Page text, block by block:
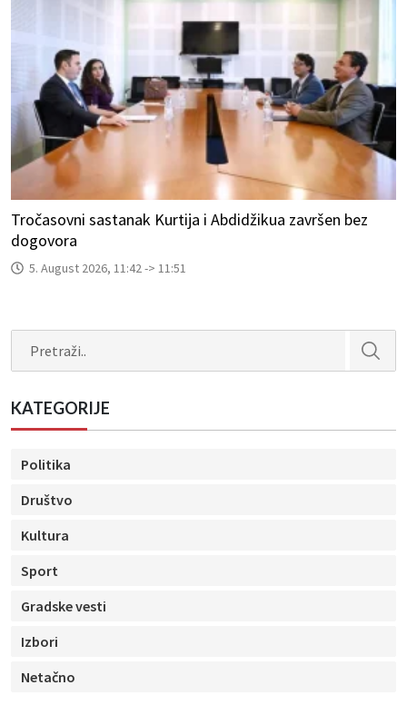
Tročasovni sastanak Kurtija i Abdidžikua završen bez
dogovora
5. August 2026, 11:42 -> 11:51
KATEGORIJE
Politika
Društvo
Kultura
Sport
Gradske vesti
Izbori
Netačno